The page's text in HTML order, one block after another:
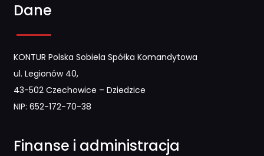
Dane
KONTUR Polska Sobiela Spółka Komandytowa
ul. Legionów 40,
43-502 Czechowice – Dziedzice
NIP: 652-172-70-38
Finanse i administracja